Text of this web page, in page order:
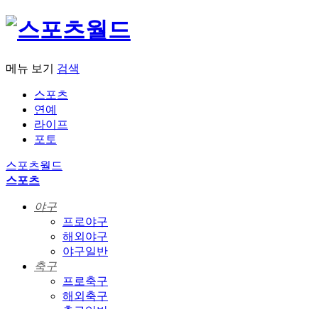
메뉴 보기 검색
스포츠
연예
라이프
포토
스포츠월드
스포츠
야구
프로야구
해외야구
야구일반
축구
프로축구
해외축구